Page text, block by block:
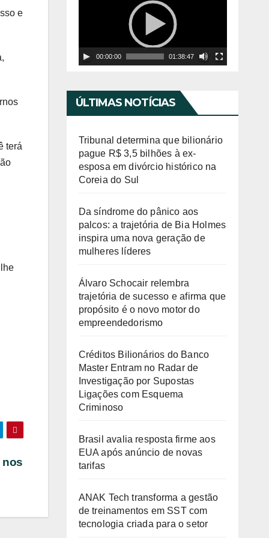
e
terá
nos
o
a
d
r
d
e
v
í
e
o
00:00:00 01:38:47
ÚLTIMAS NOTÍCIAS
Tribunal determina que bilionário
pague R$ 3,5 bilhões à ex-
esposa em divórcio histórico na
Coreia do Sul
Da síndrome do pânico aos
palcos: a trajetória de Bia Holmes
inspira uma nova geração de
mulheres líderes
Álvaro Schocair relembra
trajetória de sucesso e afirma que
propósito é o novo motor do
empreendedorismo
Créditos Bilionários do Banco
Master Entram no Radar de
Investigação por Supostas
Ligações com Esquema
Criminoso
Brasil avalia resposta firme aos
EUA após anúncio de novas
tarifas
ANAK Tech transforma a gestão
de treinamentos em SST com
tecnologia criada para o setor